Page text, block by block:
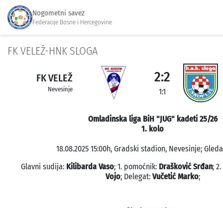
Nogometni savez
Federacije Bosne i Hercegovine
FK VELEŽ-HNK SLOGA
FK VELEŽ
Nevesinje
2:2
1:1
Omladinska liga BiH "JUG" kadeti 25/26
1. kolo
18.08.2025 15:00h, Gradski stadion, Nevesinje;
Glavni sudija: Kilibarda Vaso; 1. pomoćnik: Drašković Srđan;
Vojo; Delegat: Vučetić Marko;